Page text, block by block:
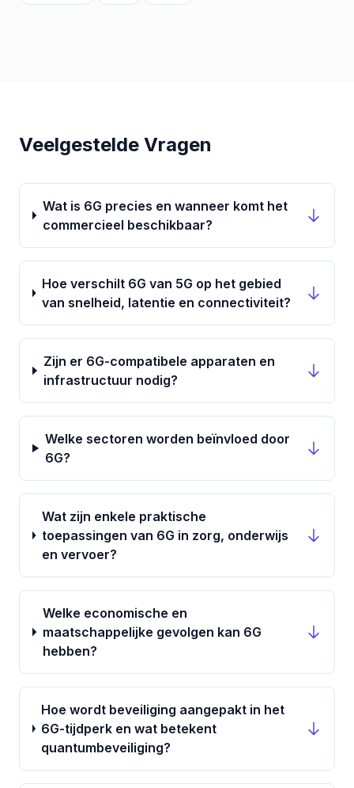
Veelgestelde Vragen
Wat is 6G precies en wanneer komt het
commercieel beschikbaar?
Hoe verschilt 6G van 5G op het gebied
van snelheid, latentie en connectiviteit?
Zijn er 6G-compatibele apparaten en
infrastructuur nodig?
Welke sectoren worden beïnvloed door
6G?
Wat zijn enkele praktische
toepassingen van 6G in zorg, onderwijs
en vervoer?
Welke economische en
maatschappelijke gevolgen kan 6G
hebben?
Hoe wordt beveiliging aangepakt in het
6G-tijdperk en wat betekent
quantumbeveiliging?